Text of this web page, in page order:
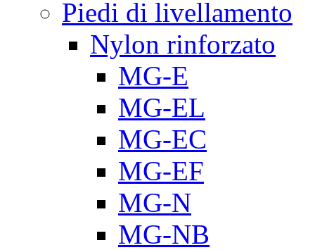
Piedi di livellamento
Nylon rinforzato
MG-E
MG-EL
MG-EC
MG-EF
MG-N
MG-NB